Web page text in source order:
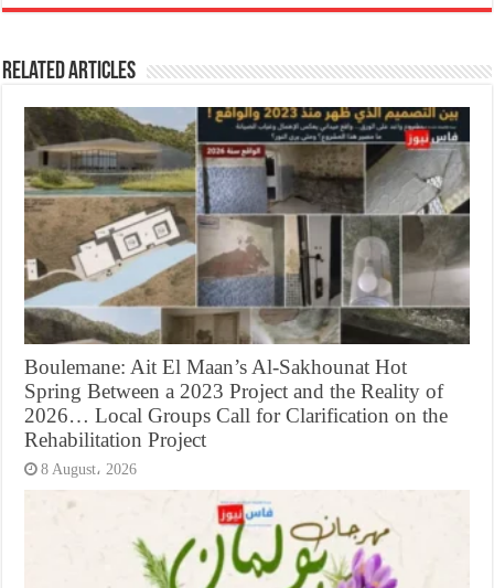
Related Articles
Boulemane: Ait El Maan’s Al-Sakhounat Hot
Spring Between a 2023 Project and the Reality of
2026… Local Groups Call for Clarification on the
Rehabilitation Project
8 August، 2026